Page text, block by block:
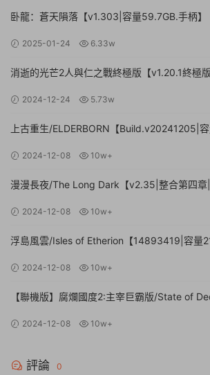
卧龍：蒼天隕落【v1.303|容量59.7GB.手柄】
2025-01-24 6.33w
消逝的光芒2人與仁之戰終極版【v1.20.1終極
2024-12-24 5.73w
上古重生/ELDERBORN【Build.v20241205|
2024-12-08 10w+
漫漫長夜/The Long Dark【v2.35|整合第四章
2024-12-08 10w+
浮島風雲/Isles of Etherion【14893419|容量
2024-12-08 10w+
【聯機版】腐爛國度2:主宰巨霸版/State of
2024-12-08 10w+
評論 0